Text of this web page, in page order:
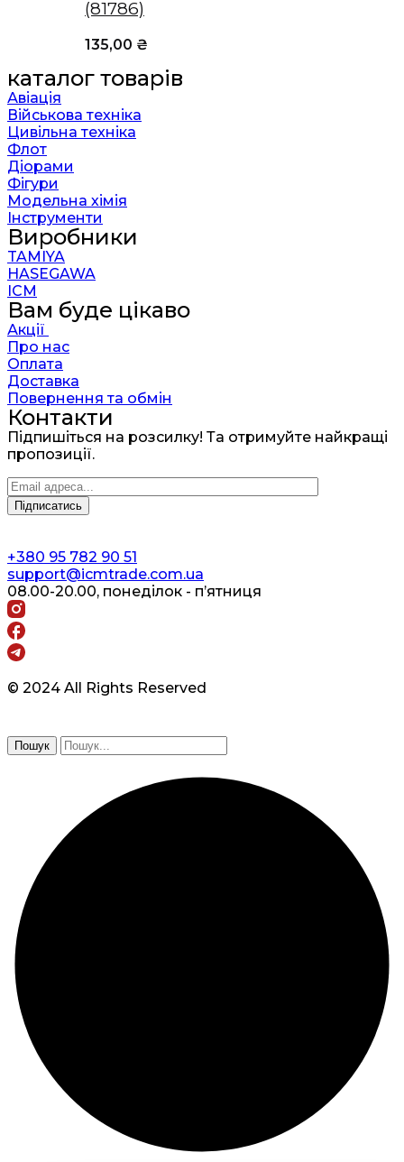
(81786)
135,00 ₴
каталог товарів
Авіація
Військова техніка
Цивільна техніка
Флот
Діорами
Фігури
Модельна хімія
Інструменти
Виробники
TAMIYA
HASEGAWA
ICM
Вам буде цікаво
Акції
Про нас
Оплата
Доставка
Повернення та обмін
Контакти
Підпишіться на розсилку! Та отримуйте найкращі
пропозиції.
+380 95 782 90 51
support@icmtrade.com.ua
08.00-20.00, понеділок - п’ятниця
© 2024 All Rights Reserved
Пошук